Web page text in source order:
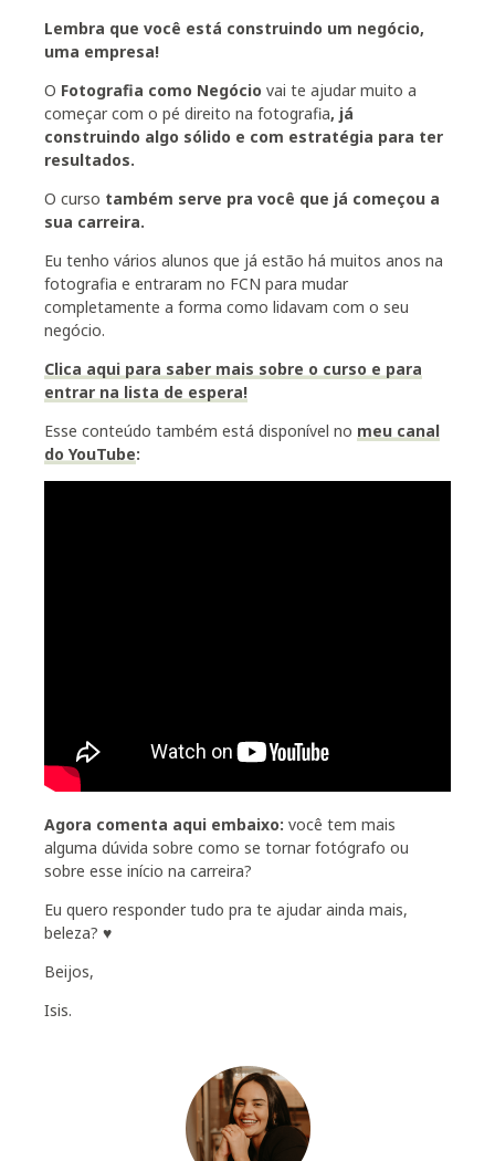
Lembra que você está construindo um negócio,
uma empresa!
O Fotografia como Negócio vai te ajudar muito a
começar com o pé direito na fotografia, já
construindo algo sólido e com estratégia para ter
resultados.
O curso também serve pra você que já começou a
sua carreira.
Eu tenho vários alunos que já estão há muitos anos na
fotografia e entraram no FCN para mudar
completamente a forma como lidavam com o seu
negócio.
Clica aqui para saber mais sobre o curso e para
entrar na lista de espera!
Esse conteúdo também está disponível no meu canal
do YouTube:
Agora comenta aqui embaixo: você tem mais
alguma dúvida sobre como se tornar fotógrafo ou
sobre esse início na carreira?
Eu quero responder tudo pra te ajudar ainda mais,
beleza? ♥
Beijos,
Isis.